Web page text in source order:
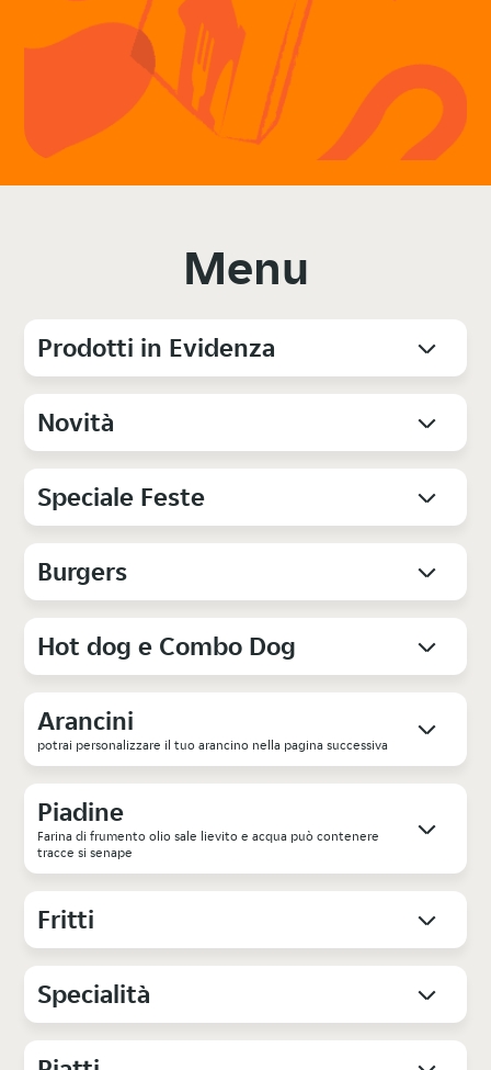
Menu
Prodotti in Evidenza
Novità
Speciale Feste
Burgers
Hot dog e Combo Dog
Arancini
potrai personalizzare il tuo arancino nella pagina successiva
Piadine
Farina di frumento olio sale lievito e acqua può contenere
tracce si senape
Fritti
Specialità